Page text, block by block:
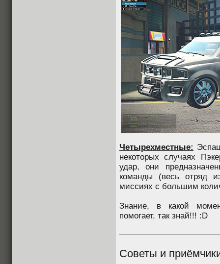
Четырехместные:
некоторых случаях
удар, они
команды (весь отряд
миссиях с большим
Знание, в какой
помогает, так знай!!! :D
Советы и